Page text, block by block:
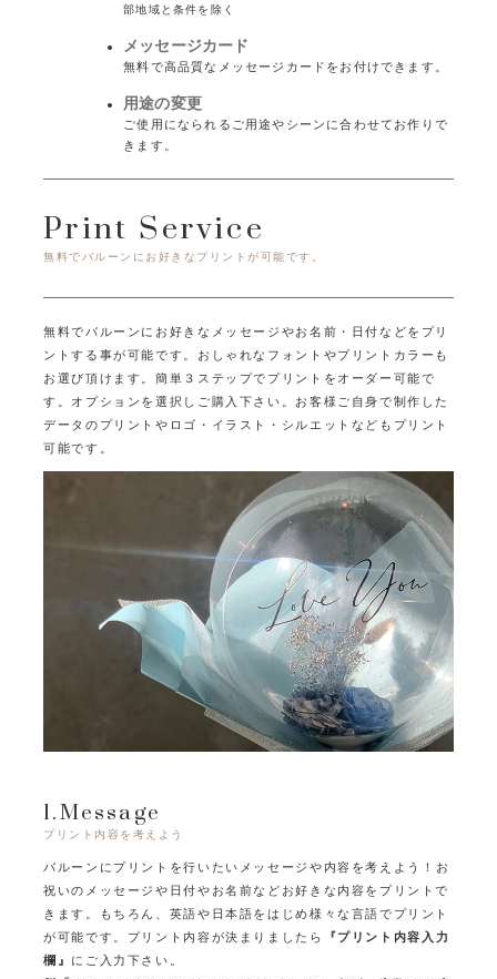
部地域と条件を除く
メッセージカード
無料で高品質なメッセージカードをお付けできます。
用途の変更
ご使用になられるご用途やシーンに合わせてお作りで
きます。
Print Service
無料でバルーンにお好きなプリントが可能です。
無料でバルーンにお好きなメッセージやお名前・日付などをプリ
ントする事が可能です。 おしゃれなフォントやプリントカラーも
お選び頂けます。簡単３ステップでプリントをオーダー可能で
す。オプションを選択しご購入下さい。 お客様ご自身で制作した
データのプリントやロゴ・イラスト・シルエットなどもプリント
可能です。
1.Message
プリント内容を考えよう
バルーンにプリントを行いたいメッセージや内容を考えよう！
お
祝いのメッセージや日付やお名前などお好きな内容をプリントで
きます。
もちろん、英語や日本語をはじめ様々な言語でプリント
が可能です。 プリント内容が決まりましたら
『プリント内容入力
欄』 にご入力下さい。